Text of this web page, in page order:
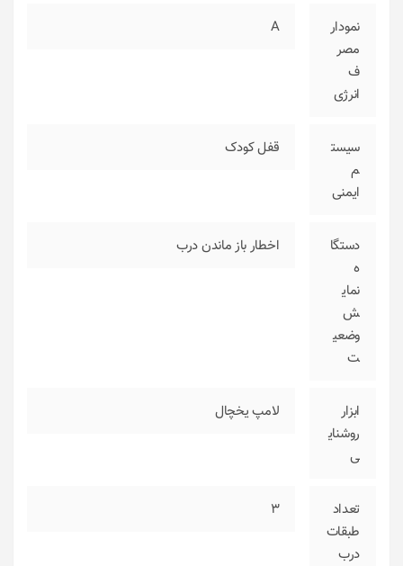
نمودار
مصر
ف
انرژی
A
سیست
م
ایمنی
قفل کودک
دستگا
ه
نمای
ش
وضعی
ت
اخطار باز ماندن درب
ابزار
روشنای
ی
لامپ یخچال
تعداد
طبقات
درب
3